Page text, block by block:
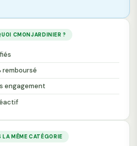
CMONJARDINIER ?
remboursé
engagement
LA MÊME CATÉGORIE